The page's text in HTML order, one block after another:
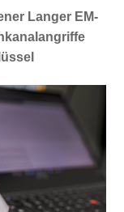
Langer EM-